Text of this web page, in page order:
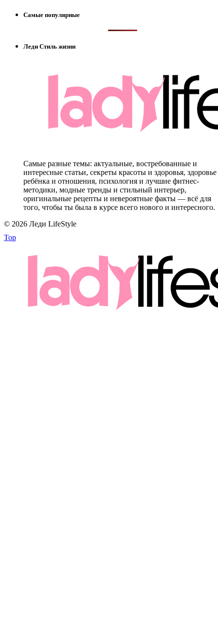
Самые популярные
Леди Стиль жизни
Самые разные темы: актуальные, востребованные и
интересные статьи, секреты красоты и здоровья, здоровье
ребёнка и отношения, психология и лучшие фитнес-
методики, модные тренды и стильный интерьер,
оригинальные рецепты и невероятные факты — всё для
того, чтобы ты была в курсе всего нового и интересного.
© 2026 Леди LifeStyle
Top